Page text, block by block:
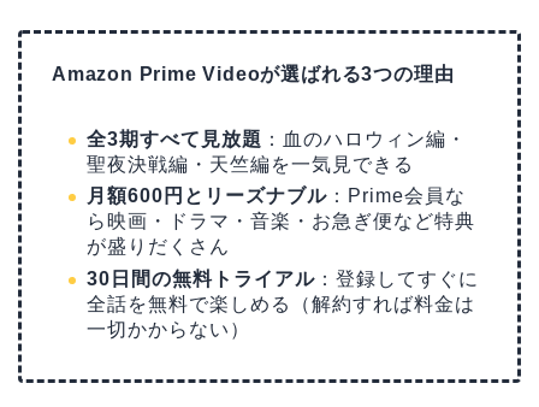
Amazon Prime Videoが選ばれる3つの理由
全3期すべて見放題 ：血のハロウィン編・
聖夜決戦編・天竺編を一気見できる
月額600円とリーズナブル ：Prime会員な
ら映画・ドラマ・音楽・お急ぎ便など特典
が盛りだくさん
30日間の無料トライアル ：登録してすぐに
全話を無料で楽しめる（解約すれば料金は
一切かからない）